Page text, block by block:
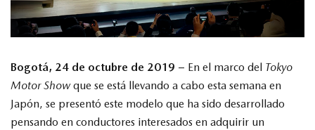
Bogotá, 24 de octubre de 2019 – En el marco del Tokyo
Motor Showque se está llevando a cabo esta semana en
Japón, se presentó este modelo que ha sido desarrollado
pensando en conductores interesados en adquirir un